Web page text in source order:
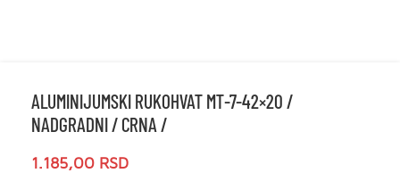
ALUMINIJUMSKI RUKOHVAT MT-7-42×20 /
NADGRADNI / CRNA /
1.185,00 RSD